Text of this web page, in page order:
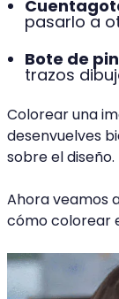
pasarlo a
Bote de
trazos
Colorear una
desenvuelves
sobre el diseño.
Ahora veamos
cómo colorear